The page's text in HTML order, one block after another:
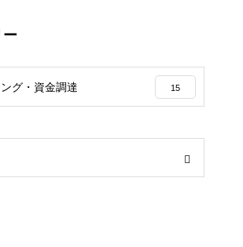
ー
グ・資金調達 15